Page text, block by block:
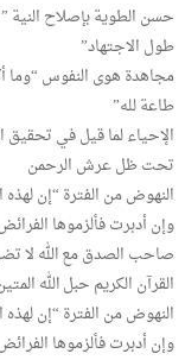
حسن الطوية بإصلاح النية
طول الاجتهاد”
مجاهدة هوى النفوس “وما
طاعة لله”
الإحياء لما قيل في تحقيق
تحت ظل عرش الرحمن
النهوض من الفترة “إن لهذه
وإن أدبرت فألزموها
صاحب الصدق مع الله لا
القرآن الكريم حبل الله
النهوض من الفترة “إن لهذه
وإن أدبرت فألزموها